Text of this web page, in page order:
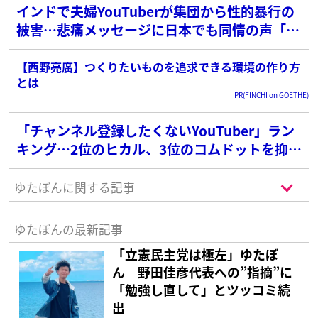
インドで夫婦YouTuberが集団から性的暴行の
被害…悲痛メッセージに日本でも同情の声「本
当に悲しい事件」
【西野亮廣】つくりたいものを追求できる環境の作り方
とは
PR(FINCHI on GOETHE)
「チャンネル登録したくないYouTuber」ラン
キング…2位のヒカル、3位のコムドットを抑え
た1位は？
ゆたぼんに関する記事
ゆたぼんの最新記事
「立憲民主党は極左」ゆたぼ
ん 野田佳彦代表への”指摘”に
「勉強し直して」とツッコミ続
出